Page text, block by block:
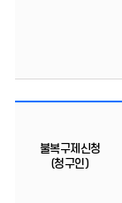
불복구제신청
(청구인)